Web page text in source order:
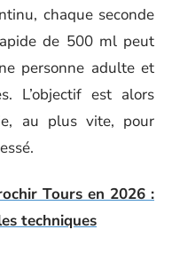
chaque seconde
de 500 ml peut
personne adulte et
L’objectif est alors
au plus vite, pour
Tours en 2026 :
techniques